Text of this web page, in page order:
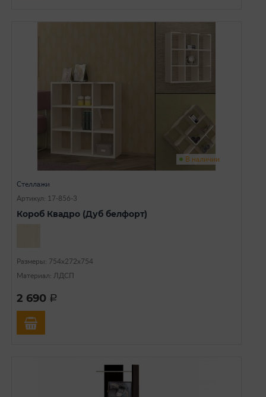
В наличии
Стеллажи
Артикул: 17-856-3
Короб Квадро (Дуб белфорт)
Размеры: 754х272х754
Материал: ЛДСП
2 690 a